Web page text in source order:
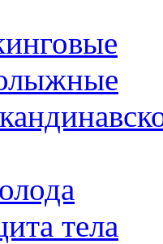
тела